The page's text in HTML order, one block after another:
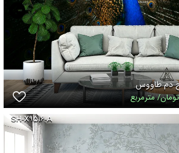
دم طاووس
SH-X۹۵۱۶-A